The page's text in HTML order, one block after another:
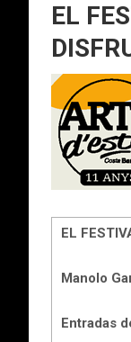
EL
EL
Manolo
Entradas